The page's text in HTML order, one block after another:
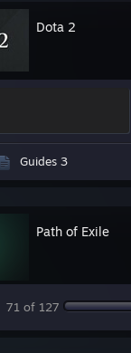
Dota 2
Guides 3
Path of Exile
71 of 127